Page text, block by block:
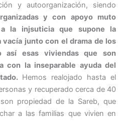
y autoorganización, siendo
y con apoyo muto
la injsuticia que supone la
junto con el drama de los
así esas viviendas que son
con la inseparable ayuda del
Hemos realojado hasta el
y recuperado cerca de 40
propiedad de la Sareb, que
a las familias que vivien en